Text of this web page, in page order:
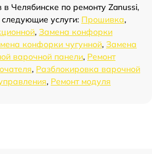
Челябинске по ремонту Zanussi,
услуги: Прошивка,
, Замена конфорки
конфорки чугунной, Замена
варочной панели, Ремонт
, Разблокировка варочной
, Ремонт модуля